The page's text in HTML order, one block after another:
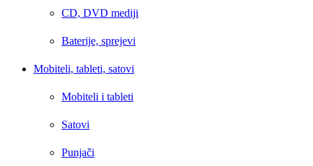
CD, DVD mediji
Baterije, sprejevi
Mobiteli, tableti, satovi
Mobiteli i tableti
Satovi
Punjači